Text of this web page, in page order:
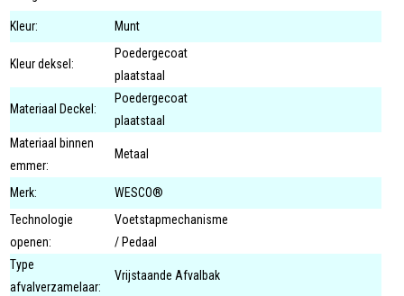
Kleur: Munt
Kleur deksel:
Poedergecoat
plaatstaal
Materiaal Deckel:
Poedergecoat
plaatstaal
Materiaal binnen
emmer:
Metaal
Merk:
WESCO®
Technologie
openen:
Voetstapmechanisme
/ Pedaal
Type
afvalverzamelaar:
Vrijstaande Afvalbak